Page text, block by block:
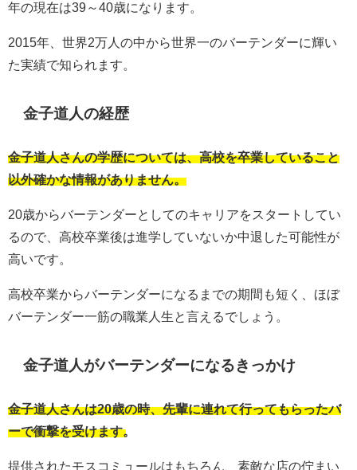
年の現在は39～40歳になります。
2015年、世界2万人の中から世界一のバーテンダーに輝い
た実績で知られます。
金子道人の経歴
金子道人さんの学歴については、高校を卒業していること
以外確かな情報がありません。
20歳からバーテンダーとしてのキャリアをスタートしてい
るので、高校卒業後は進学していないか中退した可能性が
高いです。
高校卒業からバーテンダーになるまでの期間も短く、ほぼ
バーテンダー一筋の職業人生と言えるでしょう。
金子道人がバーテンダーになるきっかけ
金子道人さんは20歳の時、先輩に連れて行ってもらったバ
ーで衝撃を受けます。
提供されたモスコミュールはもちろん、素敵な店の佇まい